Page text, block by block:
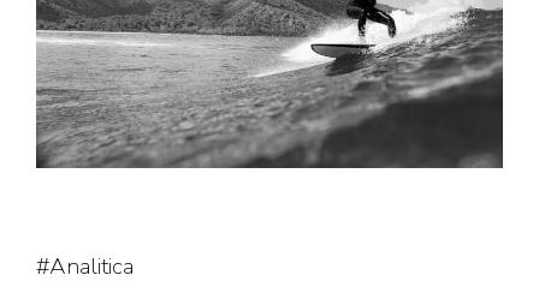
#Analitica